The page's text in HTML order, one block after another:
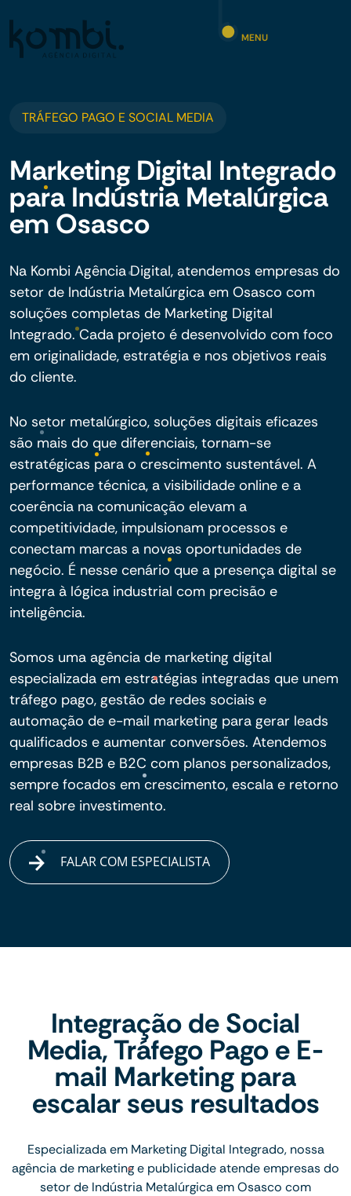
MENU
TRÁFEGO PAGO E SOCIAL MEDIA
Marketing Digital Integrado
para Indústria Metalúrgica
em Osasco
Na Kombi Agência Digital, atendemos empresas do
setor de Indústria Metalúrgica em Osasco com
soluções completas de Marketing Digital
Integrado. Cada projeto é desenvolvido com foco
em originalidade, estratégia e nos objetivos reais
do cliente.
No setor metalúrgico, soluções digitais eficazes
são mais do que diferenciais, tornam-se
estratégicas para o crescimento sustentável. A
performance técnica, a visibilidade online e a
coerência na comunicação elevam a
competitividade, impulsionam processos e
conectam marcas a novas oportunidades de
negócio. É nesse cenário que a presença digital se
integra à lógica industrial com precisão e
inteligência.
Somos uma agência de marketing digital
especializada em estratégias integradas que unem
tráfego pago, gestão de redes sociais e
automação de e-mail marketing para gerar leads
qualificados e aumentar conversões. Atendemos
empresas B2B e B2C com planos personalizados,
sempre focados em crescimento, escala e retorno
real sobre investimento.
FALAR COM ESPECIALISTA
Integração de Social
Media, Tráfego Pago e E-
mail Marketing para
escalar seus resultados
Especializada em Marketing Digital Integrado, nossa
agência de marketing e publicidade atende empresas do
setor de Indústria Metalúrgica em Osasco com